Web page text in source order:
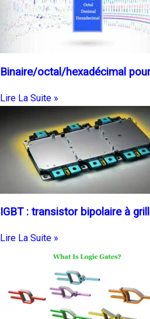
Binaire/octal/hexadécimal
Lire La Suite »
IGBT : transistor bipolaire à
Lire La Suite »